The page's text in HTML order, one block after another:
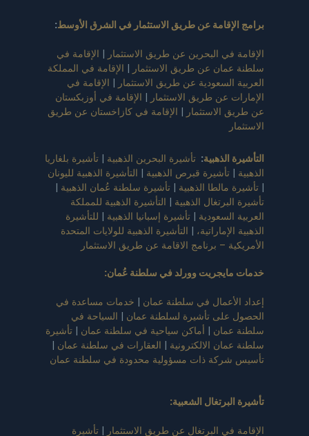
برامج الإقامة عن طريق الاستثمار في الشرق الأوسط:
الإقامة في البحرين عن طريق الاستثمار | الإقامة في
سلطنة عمان عن طريق الاستثمار | الإقامة في المملكة
العربية السعودية عن طريق الاستثمار | الإقامة في
الإمارات عن طريق الاستثمار | الإقامة في أوزبكستان
عن طريق الاستثمار | الإقامة في كازاخستان عن طريق
الاستثمار
التأشيرة الذهبية: تأشيرة البحرين الذهبية | تأشيرة بلغاريا
الذهبية | تأشيرة قبرص الذهبية | التأشيرة الذهبية لليونان
| تأشيرة مالطا الذهبية | تأشيرة سلطنة عُمان الذهبية |
تأشيرة البرتغال الذهبية | التأشيرة الذهبية للمملكة
العربية السعودية | تأشيرة إسبانيا الذهبية | للتأشيرة
الذهبية الإماراتية، | التأشيرة الذهبية للولايات المتحدة
الأمريكية – برنامج الاقامة عن طريق الاستثمار
خدمات مايجريت وورلد في سلطنة عُمان:
إعداد الأعمال في سلطنة عمان | خدمات مساعدة في
الحصول على تأشيرة لسلطنة عمان | السياحة في
سلطنة عمان | أماكن سياحية في سلطنة عمان | تأشيرة
سلطنة عمان الالكترونية | العقارات في سلطنة عمان |
تأسيس شركة ذات مسؤولية محدودة في سلطنة عمان
تأشيرة البرتغال الشعبية:
الإقامة في البرتغال عن طريق الاستثمار | تأشيرة